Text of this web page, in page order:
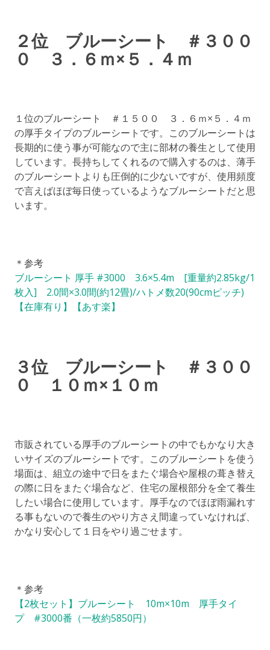
２位 ブルーシート ＃３００
０ ３．６ｍ×５．４ｍ
１位のブルーシート ＃１５００ ３．６ｍ×５．４ｍ
の厚手タイプのブルーシートです。このブルーシートは
長期的に使う事が可能なので主に部材の養生として使用
しています。長持ちしてくれるので購入するのは、薄手
のブルーシートよりも圧倒的に少ないですが、使用頻度
で言えばほぼ毎日使っているようなブルーシートだと思
います。
＊参考
ブルーシート 厚手 #3000 3.6×5.4m [重量約2.85kg/1
枚入] 2.0間×3.0間(約12畳)/ハトメ数20(90cmピッチ)
【在庫有り】【あす楽】
３位 ブルーシート ＃３００
０ １０ｍ×１０ｍ
市販されている厚手のブルーシートの中でもかなり大き
いサイズのブルーシートです。このブルーシートを使う
場面は、組立の途中で日をまたぐ場合や屋根の葺き替え
の際に日をまたぐ場合など、住宅の屋根部分を全て養生
したい場合に使用しています。厚手なのでほぼ雨漏れす
る事もないので養生のやり方さえ間違っていなければ、
かなり安心して１日をやり過ごせます。
＊参考
【2枚セット】ブルーシート 10m×10m 厚手タイ
プ #3000番（一枚約5850円）